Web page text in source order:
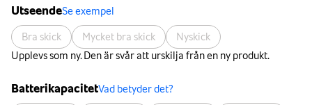
UtseendeSe exempel
Bra skick Mycket bra skick
Nyskick
Upplevs som ny. Den är svår att urskilja från en ny produkt.
BatterikapacitetVad betyder det?